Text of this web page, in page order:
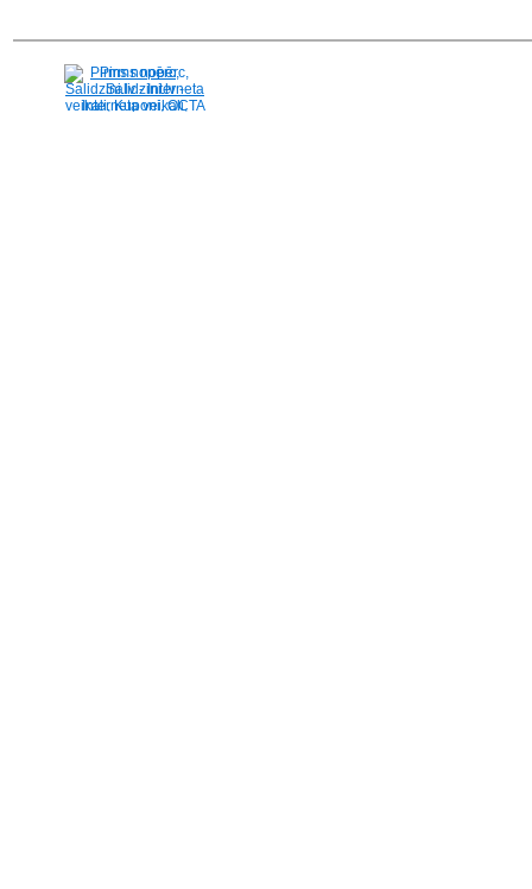
Pirms nopērc,
Salidzini.lv - Interneta
veikali, Kuponi, OCTA